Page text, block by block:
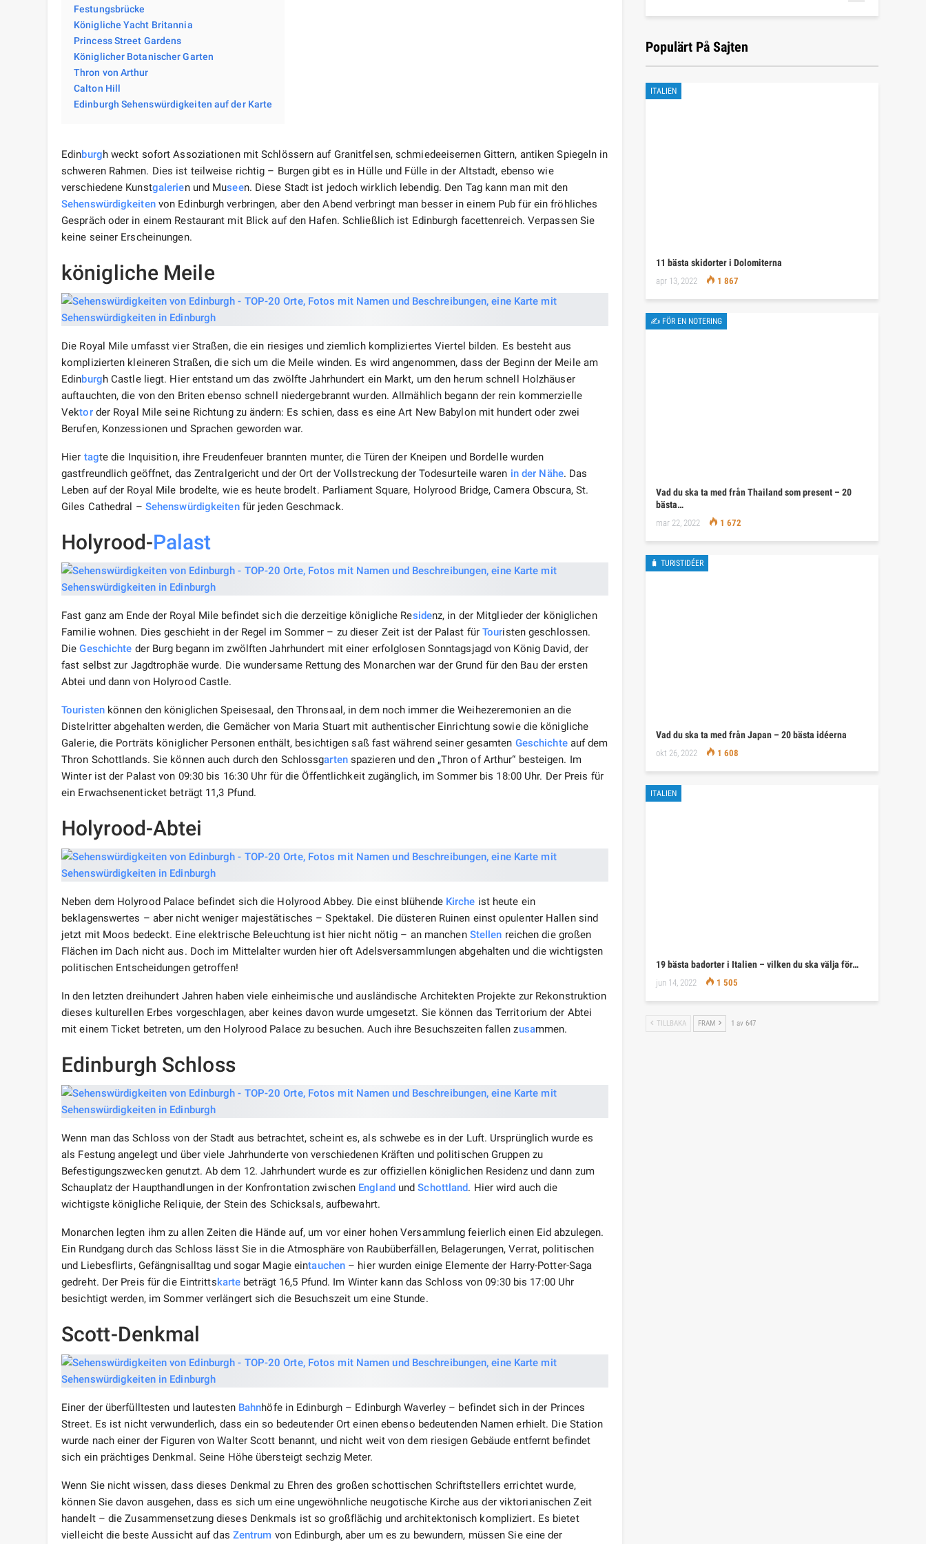
Festungsbrücke
Königliche Yacht Britannia
Princess Street Gardens
Königlicher Botanischer Garten
Thron von Arthur
Calton Hill
Edinburgh Sehenswürdigkeiten auf der Karte
Edinburgh weckt sofort Assoziationen mit Schlössern auf Granitfelsen, schmiedeeisernen Gittern, antiken Spiegeln in
schweren Rahmen. Dies ist teilweise richtig – Burgen gibt es in Hülle und Fülle in der Altstadt, ebenso wie
verschiedene Kunstgalerien und Museen. Diese Stadt ist jedoch wirklich lebendig. Den Tag kann man mit den
Sehenswürdigkeitenvon Edinburgh verbringen, aber den Abend verbringt man besser in einem Pub für ein fröhliches
Gespräch oder in einem Restaurant mit Blick auf den Hafen. Schließlich ist Edinburgh facettenreich. Verpassen Sie
keine seiner Erscheinungen.
königliche Meile
Die Royal Mile umfasst vier Straßen, die ein riesiges und ziemlich kompliziertes Viertel bilden. Es besteht aus
komplizierten kleineren Straßen, die sich um die Meile winden. Es wird angenommen, dass der Beginn der Meile am
Edinburgh Castle liegt. Hier entstand um das zwölfte Jahrhundert ein Markt, um den herum schnell Holzhäuser
auftauchten, die von den Briten ebenso schnell niedergebrannt wurden. Allmählich begann der rein kommerzielle
Vektorder Royal Mile seine Richtung zu ändern: Es schien, dass es eine Art New Babylon mit hundert oder zwei
Berufen, Konzessionen und Sprachen geworden war.
Hier tagte die Inquisition, ihre Freudenfeuer brannten munter, die Türen der Kneipen und Bordelle wurden
gastfreundlich geöffnet, das Zentralgericht und der Ort der Vollstreckung der Todesurteile waren in der Nähe. Das
Leben auf der Royal Mile brodelte, wie es heute brodelt. Parliament Square, Holyrood Bridge, Camera Obscura, St.
Giles Cathedral – Sehenswürdigkeitenfür jeden Geschmack.
Holyrood-Palast
Fast ganz am Ende der Royal Mile befindet sich die derzeitige königliche Residenz, in der Mitglieder der königlichen
Familie wohnen. Dies geschieht in der Regel im Sommer – zu dieser Zeit ist der Palast für Touristen geschlossen.
DieGeschichte der Burg begann im zwölften Jahrhundert mit einer erfolglosen Sonntagsjagd von König David, der
fast selbst zur Jagdtrophäe wurde. Die wundersame Rettung des Monarchen war der Grund für den Bau der ersten
Abtei und dann von Holyrood Castle.
Touristenkönnen den königlichen Speisesaal, den Thronsaal, in dem noch immer die Weihezeremonien an die
Distelritter abgehalten werden, die Gemächer von Maria Stuart mit authentischer Einrichtung sowie die königliche
Galerie, die Porträts königlicher Personen enthält, besichtigen saß fast während seiner gesamten Geschichteauf dem
Thron Schottlands. Sie können auch durch den Schlossgartenspazieren und den „Thron of Arthur“ besteigen. Im
Winter ist der Palast von 09:30 bis 16:30 Uhr für die Öffentlichkeit zugänglich, im Sommer bis 18:00 Uhr. Der Preis für
ein Erwachsenenticket beträgt 11,3 Pfund.
Holyrood-Abtei
Neben dem Holyrood Palace befindet sich die Holyrood Abbey. Die einst blühende Kirche ist heute ein
beklagenswertes – aber nicht weniger majestätisches – Spektakel. Die düsteren Ruinen einst opulenter Hallen sind
jetzt mit Moos bedeckt. Eine elektrische Beleuchtung ist hier nicht nötig – an manchen Stellen reichen die großen
Flächen im Dach nicht aus. Doch im Mittelalter wurden hier oft Adelsversammlungen abgehalten und die wichtigsten
politischen Entscheidungen getroffen!
In den letzten dreihundert Jahren haben viele einheimische und ausländische Architekten Projekte zur Rekonstruktion
dieses kulturellen Erbes vorgeschlagen, aber keines davon wurde umgesetzt. Sie können das Territorium der Abtei
mit einem Ticket betreten, um den Holyrood Palace zu besuchen. Auch ihre Besuchszeiten fallen zusammen.
Edinburgh Schloss
Wenn man das Schloss von der Stadt aus betrachtet, scheint es, als schwebe es in der Luft. Ursprünglich wurde es
als Festung angelegt und über viele Jahrhunderte von verschiedenen Kräften und politischen Gruppen zu
Befestigungszwecken genutzt. Ab dem 12. Jahrhundert wurde es zur offiziellen königlichen Residenz und dann zum
Schauplatz der Haupthandlungen in der Konfrontation zwischen EnglandundSchottland. Hier wird auch die
wichtigste königliche Reliquie, der Stein des Schicksals, aufbewahrt.
Monarchen legten ihm zu allen Zeiten die Hände auf, um vor einer hohen Versammlung feierlich einen Eid abzulegen.
Ein Rundgang durch das Schloss lässt Sie in die Atmosphäre von Raubüberfällen, Belagerungen, Verrat, politischen
und Liebesflirts, Gefängnisalltag und sogar Magie eintauchen – hier wurden einige Elemente der Harry-Potter-Saga
gedreht. Der Preis für die Eintrittskarte beträgt 16,5 Pfund. Im Winter kann das Schloss von 09:30 bis 17:00 Uhr
besichtigt werden, im Sommer verlängert sich die Besuchszeit um eine Stunde.
Scott-Denkmal
Einer der überfülltesten und lautesten Bahnhöfe in Edinburgh – Edinburgh Waverley – befindet sich in der Princes
Street. Es ist nicht verwunderlich, dass ein so bedeutender Ort einen ebenso bedeutenden Namen erhielt. Die Station
wurde nach einer der Figuren von Walter Scott benannt, und nicht weit von dem riesigen Gebäude entfernt befindet
sich ein prächtiges Denkmal. Seine Höhe übersteigt sechzig Meter.
Wenn Sie nicht wissen, dass dieses Denkmal zu Ehren des großen schottischen Schriftstellers errichtet wurde,
können Sie davon ausgehen, dass es sich um eine ungewöhnliche neugotische Kirche aus der viktorianischen Zeit
handelt – die Zusammensetzung dieses Denkmals ist so großflächig und architektonisch kompliziert. Es bietet
vielleicht die beste Aussicht auf das Zentrum von Edinburgh, aber um es zu bewundern, müssen Sie eine der
Populärt På Sajten
ITALIEN
11 bästa skidorter i Dolomiterna
apr 13, 2022 1 867
✍ FÖR EN NOTERING
Vad du ska ta med från Thailand som present – 20
bästa…
mar 22, 2022 1 672
🧳 TURISTIDÉER
Vad du ska ta med från Japan – 20 bästa idéerna
okt 26, 2022 1 608
ITALIEN
19 bästa badorter i Italien – vilken du ska välja för…
jun 14, 2022 1 505
TILLBAKA FRAM 1 av 647